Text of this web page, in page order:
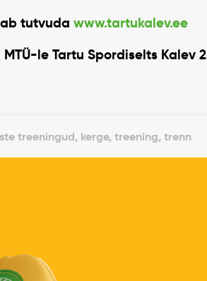
tutvuda www.tartukalev.ee
le Tartu Spordiselts Kalev
treeningud, kerge, treening, trenn